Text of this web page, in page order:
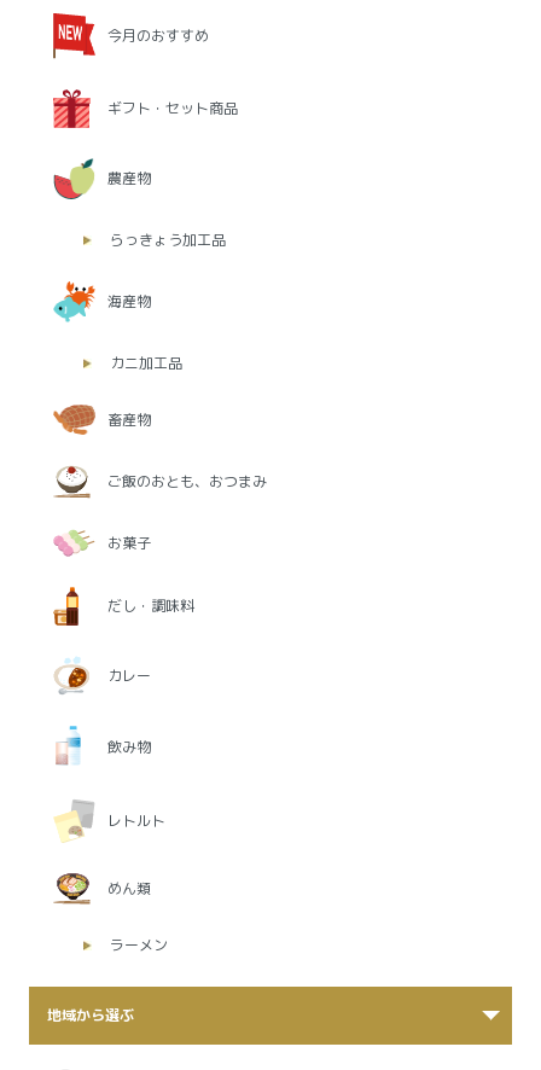
今月のおすすめ
ギフト・セット商品
農産物
らっきょう加工品
海産物
カニ加工品
畜産物
ご飯のおとも、おつまみ
お菓子
だし・調味料
カレー
飲み物
レトルト
めん類
ラーメン
地域から選ぶ